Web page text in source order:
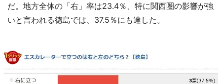
だ。地方全体の「右」率は23.4％、特に関西圏の影響が強
いと言われる徳島では、37.5％にも達した。